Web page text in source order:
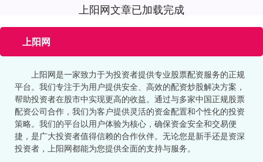
上阳网文章已加载完成
上阳网
上阳网是一家致力于为投资者提供专业股票配资服务的正规
平台。我们专注于为用户提供安全、高效的配资炒股解决方案，
帮助投资者在股市中实现更高的收益。通过与多家中国正规股票
配资公司合作，我们为客户提供灵活的资金配置和个性化的投资
策略。我们的平台以用户体验为核心，确保资金安全和交易便
捷，是广大投资者值得信赖的合作伙伴。无论您是新手还是资深
投资者，上阳网都能为您提供全面的支持与服务。